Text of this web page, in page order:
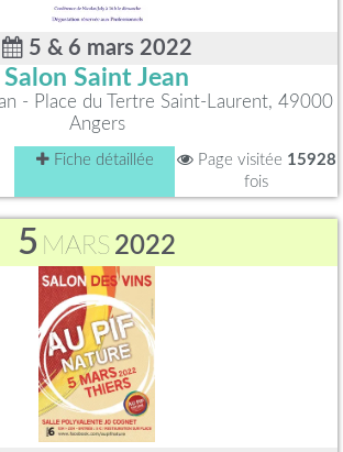
5 & 6 mars 2022
Salon Saint Jean
- Place du Tertre Saint-Laurent, 49000
Angers
Fiche détaillée Page visitée 15928
fois
5 MARS 2022